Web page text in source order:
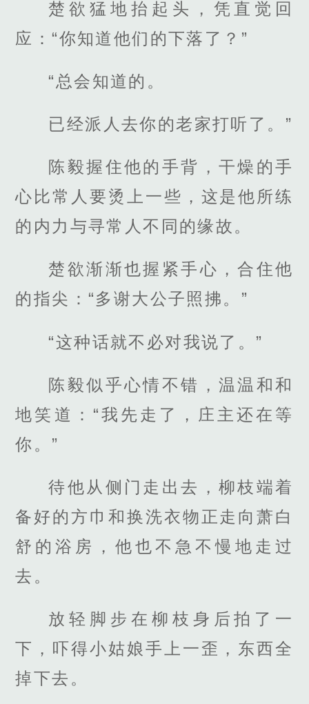
楚欲猛地抬起头，凭直觉回
应：“你知道他们的下落了？”
“总会知道的。
已经派人去你的老家打听了。”
陈毅握住他的手背，干燥的手
心比常人要烫上一些，这是他所练
的内力与寻常人不同的缘故。
楚欲渐渐也握紧手心，合住他
的指尖：“多谢大公子照拂。”
“这种话就不必对我说了。”
陈毅似乎心情不错，温温和和
地笑道：“我先走了，庄主还在等
你。”
待他从侧门走出去，柳枝端着
备好的方巾和换洗衣物正走向萧白
舒的浴房，他也不急不慢地走过
去。
放轻脚步在柳枝身后拍了一
下，吓得小姑娘手上一歪，东西全
掉下去。